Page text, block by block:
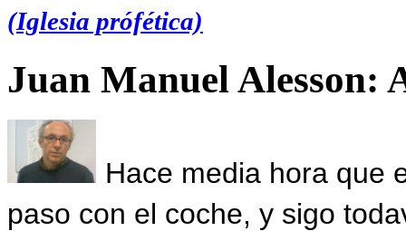
(Iglesia prófética)
Juan Manuel Alesson:
Hace media hora que
paso con el coche, y sigo